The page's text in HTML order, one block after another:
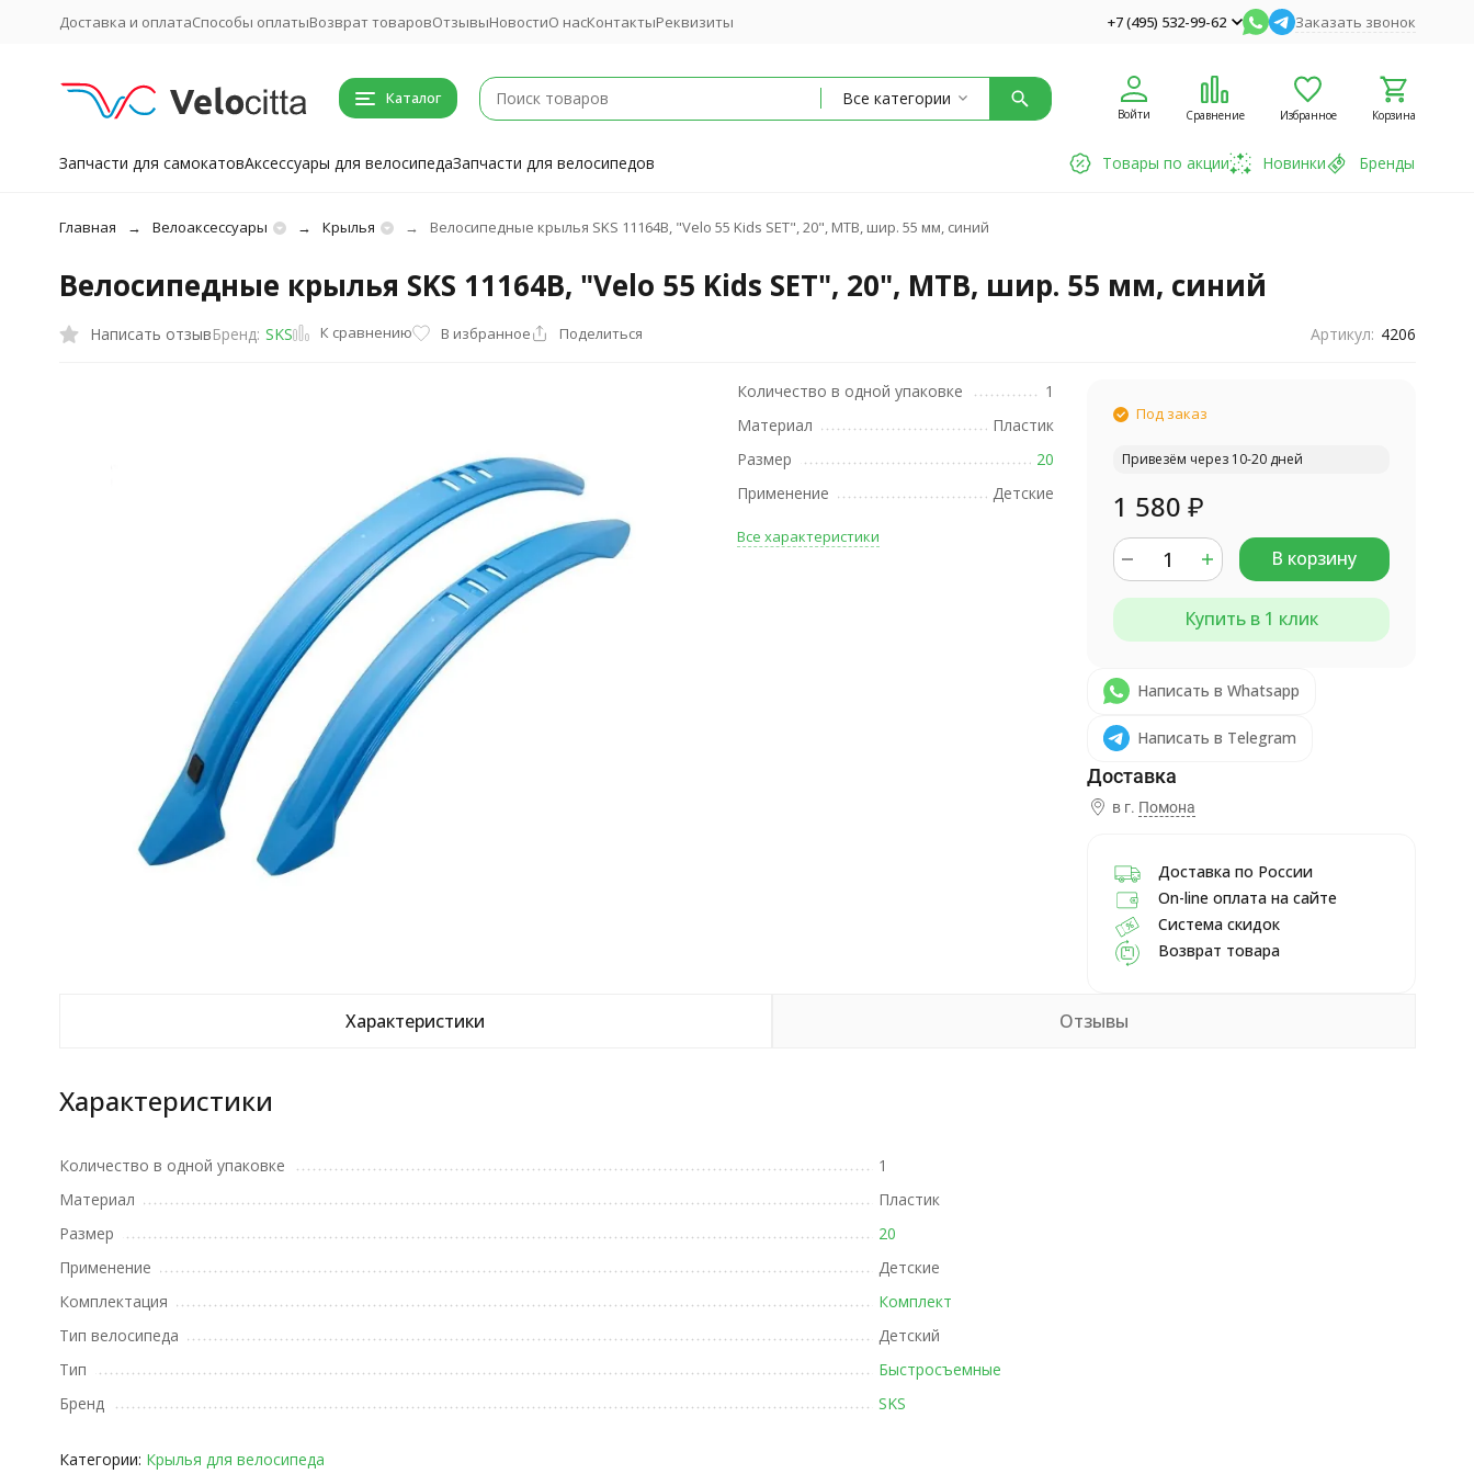
Доставка и оплатаСпособы оплатыВозврат товаровОтзывыНовостиО насКонтактыРеквизиты +7 (495) 532-99-62 Заказать звонок
Каталог Все категории
Войти Сравнение Избранное Корзина
Запчасти для самокатовАксессуары для велосипедаЗапчасти для велосипедов Товары по акции Новинки Бренды
Главная Велоаксессуары Крылья Велосипедные крылья SKS 11164B, "Velo 55 Kids SET", 20", MTB, шир. 55 мм, синий
Велосипедные крылья SKS 11164B, "Velo 55 Kids SET", 20", MTB, шир. 55 мм, синий
Написать отзывБренд: SKS К сравнению В избранное Поделиться Артикул: 4206
Количество в одной упаковке
1
Материал
Пластик
Размер
20
Применение
Детские
Все характеристики
Под заказ
Привезём через 10-20 дней
1 580 ₽
В корзину
Купить в 1 клик
Написать в Whatsapp
Написать в Telegram
в г. Помона
Доставка по России
On-line оплата на сайте
Система скидок
Возврат товара
Характеристики Отзывы
Характеристики
Количество в одной упаковке
1
Материал
Пластик
Размер
20
Применение
Детские
Комплектация
Комплект
Тип велосипеда
Детский
Тип
Быстросъемные
Бренд
SKS
Категории: Крылья для велосипеда